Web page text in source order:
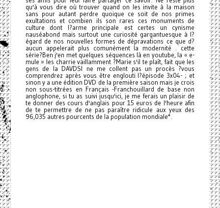
qu'à vous dire où trouver quand on les invite à la maison
sans pour autant perdre quoique ce soit de nos primes
exultations et combien ils son rares ces monuments de
culture dont l?arme principale est certes un cynisme
nauséabond mais surtout une curiosité gargantuesque à l?
égard de nos nouvelles formes de dépravations ce que d?
aucun appelerait plus comunément la modernité . cette
série?Ben j'en met quelques séquences là en youtube, la « e-
mule » les charrie vaillamment ?Marie s'il te plaît, fait que les
gens de la DAVDSI ne me collent pas un procès ?vous
comprendrez après vous être englouti l?épisode 3x04- ; et
sinon y a une édition DVD de la première saison mais je crois
non sous-titrées en Français -Franchouillard de base non
anglophone, si tu as suivi jusqu'ici, je me ferais un plaisir de
te donner des cours d'anglais pour 15 euros de l'heure afin
de te permettre de ne pas paraître ridicule aux yeux des
96,035 autres pourcents de la population mondiale*.